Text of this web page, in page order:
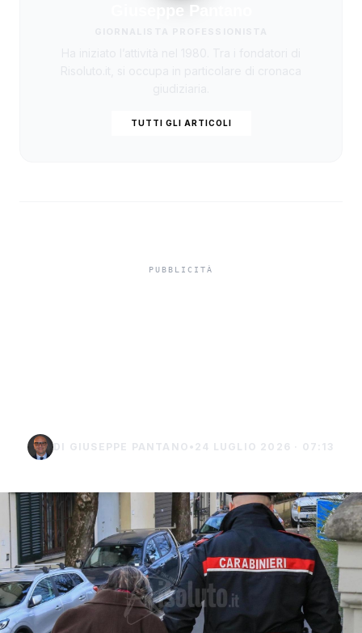
Giuseppe Pantano
TUTTI GLI ARTICOLI
DI GIUSEPPE PANTANO • 24 LUGLIO 2026 · 07:13